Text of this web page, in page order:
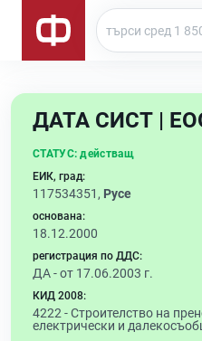
ДАТА СИСТ |
СТАТУС: действащ
ЕИК, град:
117534351, Русе
основана:
18.12.2000
регистрация по ДДС:
ДА - от 17.06.2003 г.
КИД 2008:
4222 -Строителство на
електрически и